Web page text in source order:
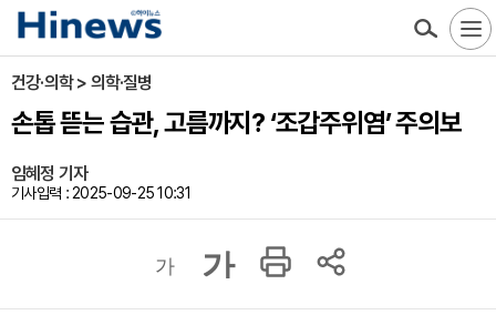
건강·의학 > 의학·질병
손톱 뜯는 습관, 고름까지? ‘조갑주위염’ 주의보
임혜정 기자
기사입력 : 2025-09-25 10:31
가 가